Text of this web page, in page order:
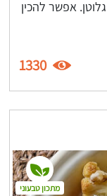
אפשר להכין
1330
מתכון טבעוני